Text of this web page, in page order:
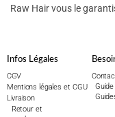
Raw Hair vous le
Infos Légales
CGV
Mentions légales et CGU
Livraison
Retour et